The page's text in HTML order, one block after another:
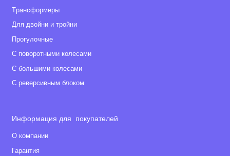
Tрансформеры
Для двойни и тройни
Прогулочные
С поворотными колесами
С большими колесами
С реверсивным блоком
Информация для покупателей
О компании
Гарантия